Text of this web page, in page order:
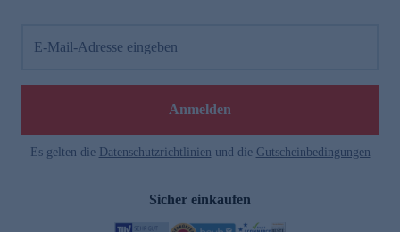
E-Mail-Adresse eingeben
Anmelden
Es gelten die Datenschutzrichtlinien und die Gutscheinbedingungen
Sicher einkaufen